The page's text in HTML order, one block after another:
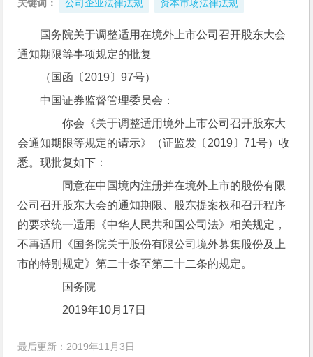
关键词： 公司企业法律法规 资本市场法律法规
国务院关于调整适用在境外上市公司召开股东大会
通知期限等事项规定的批复
（国函〔2019〕97号）
中国证券监督管理委员会：
你会《关于调整适用境外上市公司召开股东大
会通知期限等规定的请示》（证监发〔2019〕71号）收
悉。现批复如下：
同意在中国境内注册并在境外上市的股份有限
公司召开股东大会的通知期限、股东提案权和召开程序
的要求统一适用《中华人民共和国公司法》相关规定，
不再适用《国务院关于股份有限公司境外募集股份及上
市的特别规定》第二十条至第二十二条的规定。
国务院
2019年10月17日
最后更新：2019年11月3日